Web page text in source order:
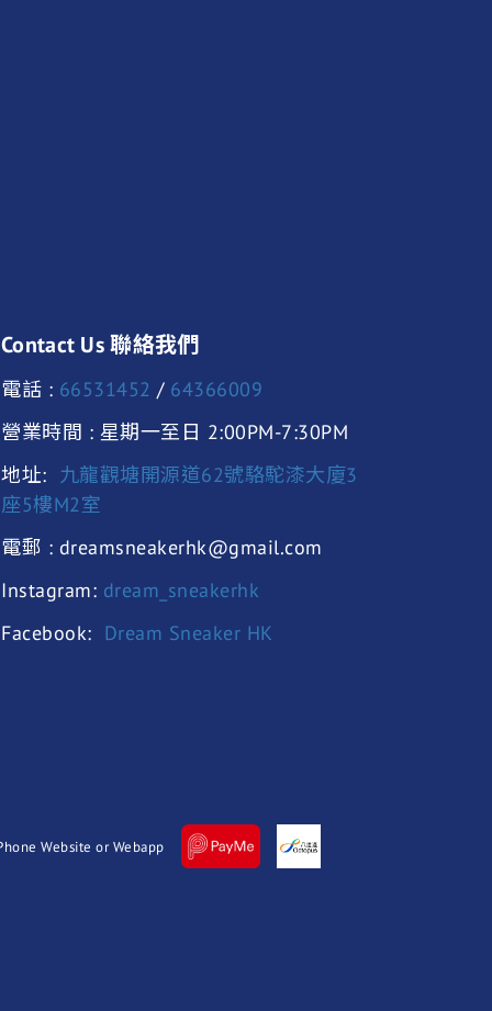
Contact Us 聯絡我們
電話 : 66531452 / 64366009
營業時間 : 星期一至日 2:00PM-7:30PM
地址:
九龍觀塘開源道62號駱駝漆大廈3
座5樓M2室
電郵 : dreamsneakerhk@gmail.com
Instagram: dream_sneakerhk
Facebook: Dream Sneaker HK